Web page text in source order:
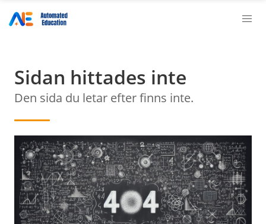
Sidan hittades inte
Den sida du letar efter finns inte.